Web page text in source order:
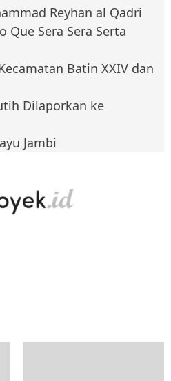
Reyhan al Qadri
Que Sera Sera Serta
Batin XXIV dan
Dilaporkan ke
Jambi